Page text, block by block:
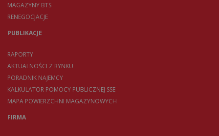
MAGAZYNY BTS
RENEGOCJACJE
PUBLIKACJE
RAPORTY
AKTUALNOŚCI Z RYNKU
PORADNIK NAJEMCY
KALKULATOR POMOCY PUBLICZNEJ SSE
MAPA POWIERZCHNI MAGAZYNOWYCH
FIRMA